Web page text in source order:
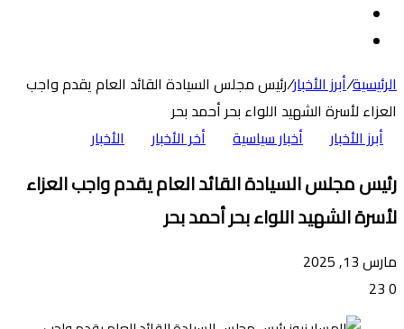
المظلم
الرئيسية/أبرز الأخبار/رئيس مجلس السيادة القائد العام يقدم واجب
العزاء لأسرة الشهيد اللواء بحر أحمد بحر
أبرز الأخبار
أخبار سياسية أخر الأخبار الأخبار
رئيس مجلس السيادة القائد العام يقدم واجب العزاء
لأسرة الشهيد اللواء بحر أحمد بحر
مارس 13, 2025
0